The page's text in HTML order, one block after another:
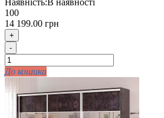
100
14 199.00 грн
+
-
До кошика